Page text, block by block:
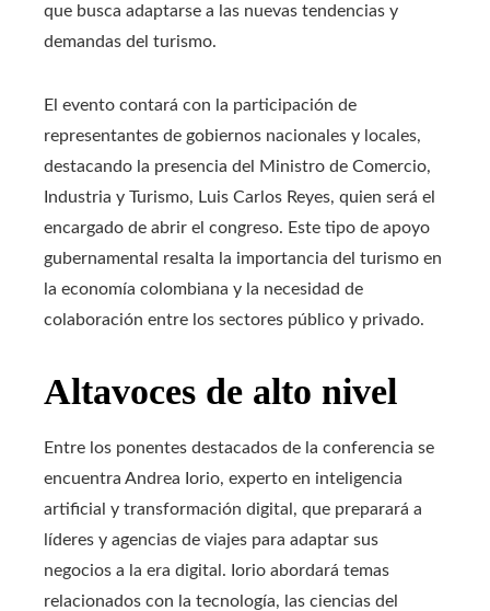
que busca adaptarse a las nuevas tendencias y
demandas del turismo.
El evento contará con la participación de
representantes de gobiernos nacionales y locales,
destacando la presencia del Ministro de Comercio,
Industria y Turismo, Luis Carlos Reyes, quien será el
encargado de abrir el congreso. Este tipo de apoyo
gubernamental resalta la importancia del turismo en
la economía colombiana y la necesidad de
colaboración entre los sectores público y privado.
Altavoces de alto nivel
Entre los ponentes destacados de la conferencia se
encuentra Andrea Iorio, experto en inteligencia
artificial y transformación digital, que preparará a
líderes y agencias de viajes para adaptar sus
negocios a la era digital. Iorio abordará temas
relacionados con la tecnología, las ciencias del